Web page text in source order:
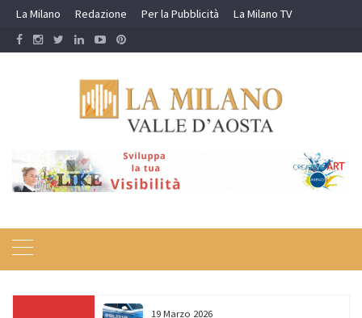
Skip
content
La Milano Redazione Per la Pubblicità La Milano TV
16 Febbraio 2026